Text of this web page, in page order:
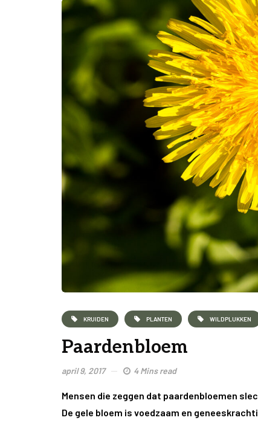
KRUIDEN PLANTEN WILDPLUKKEN
Paardenbloem
april 9, 2017 4 Mins read
Mensen die zeggen dat paardenbloemen
De gele bloem is voedzaam en